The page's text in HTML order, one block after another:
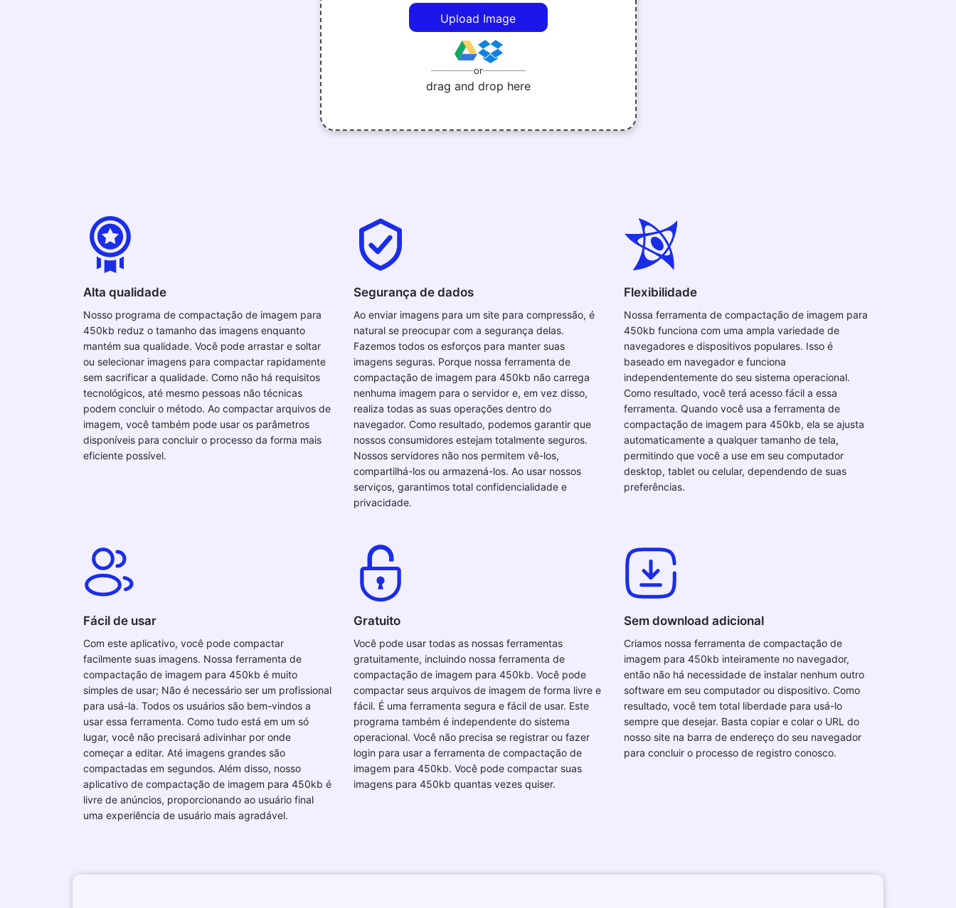
Upload Image
or
drag and drop here
Alta qualidade
Nosso programa de compactação de imagem para
450kb reduz o tamanho das imagens enquanto
mantém sua qualidade. Você pode arrastar e soltar
ou selecionar imagens para compactar rapidamente
sem sacrificar a qualidade. Como não há requisitos
tecnológicos, até mesmo pessoas não técnicas
podem concluir o método. Ao compactar arquivos de
imagem, você também pode usar os parâmetros
disponíveis para concluir o processo da forma mais
eficiente possível.
Segurança de dados
Ao enviar imagens para um site para compressão, é
natural se preocupar com a segurança delas.
Fazemos todos os esforços para manter suas
imagens seguras. Porque nossa ferramenta de
compactação de imagem para 450kb não carrega
nenhuma imagem para o servidor e, em vez disso,
realiza todas as suas operações dentro do
navegador. Como resultado, podemos garantir que
nossos consumidores estejam totalmente seguros.
Nossos servidores não nos permitem vê-los,
compartilhá-los ou armazená-los. Ao usar nossos
serviços, garantimos total confidencialidade e
privacidade.
Flexibilidade
Nossa ferramenta de compactação de imagem para
450kb funciona com uma ampla variedade de
navegadores e dispositivos populares. Isso é
baseado em navegador e funciona
independentemente do seu sistema operacional.
Como resultado, você terá acesso fácil a essa
ferramenta. Quando você usa a ferramenta de
compactação de imagem para 450kb, ela se ajusta
automaticamente a qualquer tamanho de tela,
permitindo que você a use em seu computador
desktop, tablet ou celular, dependendo de suas
preferências.
Fácil de usar
Com este aplicativo, você pode compactar
facilmente suas imagens. Nossa ferramenta de
compactação de imagem para 450kb é muito
simples de usar; Não é necessário ser um profissional
para usá-la. Todos os usuários são bem-vindos a
usar essa ferramenta. Como tudo está em um só
lugar, você não precisará adivinhar por onde
começar a editar. Até imagens grandes são
compactadas em segundos. Além disso, nosso
aplicativo de compactação de imagem para 450kb é
livre de anúncios, proporcionando ao usuário final
uma experiência de usuário mais agradável.
Gratuito
Você pode usar todas as nossas ferramentas
gratuitamente, incluindo nossa ferramenta de
compactação de imagem para 450kb. Você pode
compactar seus arquivos de imagem de forma livre e
fácil. É uma ferramenta segura e fácil de usar. Este
programa também é independente do sistema
operacional. Você não precisa se registrar ou fazer
login para usar a ferramenta de compactação de
imagem para 450kb. Você pode compactar suas
imagens para 450kb quantas vezes quiser.
Sem download adicional
Criamos nossa ferramenta de compactação de
imagem para 450kb inteiramente no navegador,
então não há necessidade de instalar nenhum outro
software em seu computador ou dispositivo. Como
resultado, você tem total liberdade para usá-lo
sempre que desejar. Basta copiar e colar o URL do
nosso site na barra de endereço do seu navegador
para concluir o processo de registro conosco.